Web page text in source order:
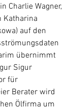
Charlie Wagner,
Katharina
auf den
übernimmt
Sigur
für
Berater wird
Ölfirma um